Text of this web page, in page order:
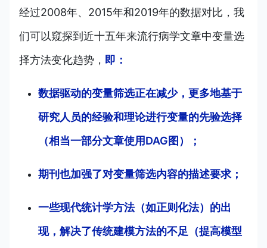
经过2008年、2015年和2019年的数据对比，我
们可以窥探到近十五年来流行病学文章中变量选
择方法变化趋势， 即：
数据驱动的变量筛选正在减少，更多地基于
研究人员的经验和理论进行变量的先验选择
（相当一部分文章使用DAG图）；
期刊也加强了对变量筛选内容的描述要求；
一些现代统计学方法（如正则化法）的出
现，解决了传统建模方法的不足（提高模型